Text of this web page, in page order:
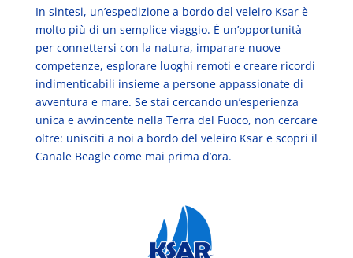
In sintesi, un’espedizione a bordo del veleiro Ksar è
molto più di un semplice viaggio. È un’opportunità
per connettersi con la natura, imparare nuove
competenze, esplorare luoghi remoti e creare ricordi
indimenticabili insieme a persone appassionate di
avventura e mare. Se stai cercando un’esperienza
unica e avvincente nella Terra del Fuoco, non cercare
oltre: unisciti a noi a bordo del veleiro Ksar e scopri il
Canale Beagle come mai prima d’ora.